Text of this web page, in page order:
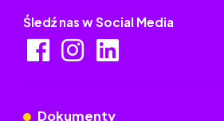
Śledź nas w Social Media
Dokumenty